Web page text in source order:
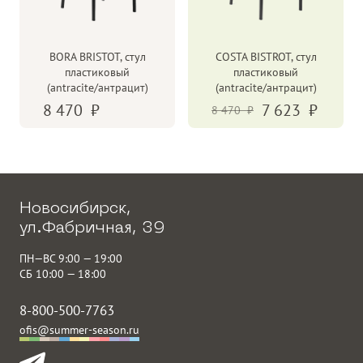
Штабелируются
(Стопируются)
BORA BRISTOT, стул
пластиковый
(antracite/антрацит)
8 470
COSTA BISTROT, стул
пластиковый
(antracite/антрацит)
8 470
7 623
Новосибирск,
ул.Фабричная, 39
ПН—ВС 9:00 — 19:00
СБ 10:00 — 18:00
8-800-500-7763
ofis@summer-season.ru